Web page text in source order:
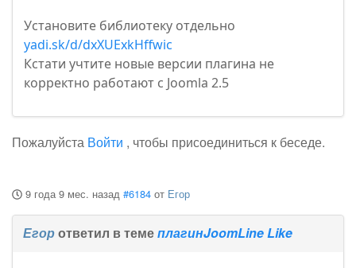
Установите библиотеку отдельно
yadi.sk/d/dxXUExkHffwic
Кстати учтите новые версии плагина не
корректно работают с Joomla 2.5
Пожалуйста Войти , чтобы присоединиться к беседе.
9 года 9 мес. назад #6184 от Егор
Егорответил в темеплагинJoomLine Like